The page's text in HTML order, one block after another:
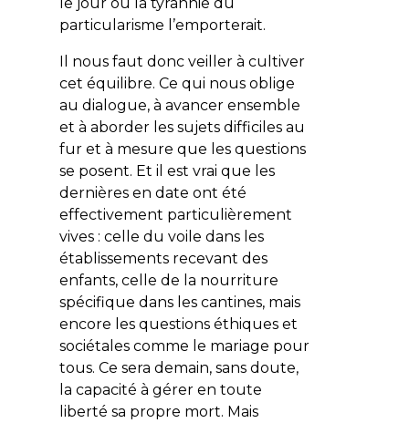
particularisme l’emporterait.
Il nous faut donc veiller à cultiver
cet équilibre. Ce qui nous oblige
au dialogue, à avancer ensemble
et à aborder les sujets difficiles au
fur et à mesure que les questions
se posent. Et il est vrai que les
dernières en date ont été
effectivement particulièrement
vives : celle du voile dans les
établissements recevant des
enfants, celle de la nourriture
spécifique dans les cantines, mais
encore les questions éthiques et
sociétales comme le mariage pour
tous. Ce sera demain, sans doute,
la capacité à gérer en toute
liberté sa propre mort. Mais